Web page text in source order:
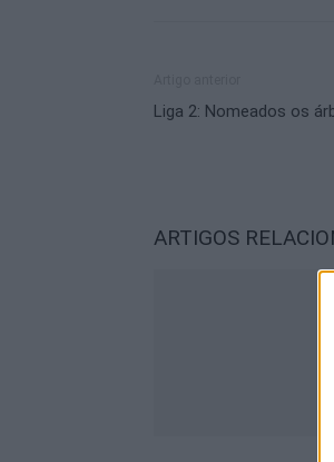
Liga 2: Nomeados os
ARTIGOS